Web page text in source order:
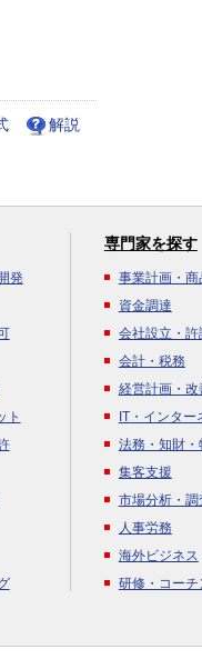
解説
発
ト
専門家を探す
事業計画・商
資金調達
会社設立・許
会計・税務
経営計画・改
IT・インター
法務・知財・
集客支援
市場分析・調
人事労務
海外ビジネス
研修・コーチ